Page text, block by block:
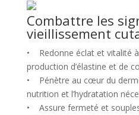
Combattre les
vieillissement
• Redonne éclat et vitalité
production d’élastine et de
• Pénètre au cœur du
nutrition et l’hydratation
• Assure fermeté et